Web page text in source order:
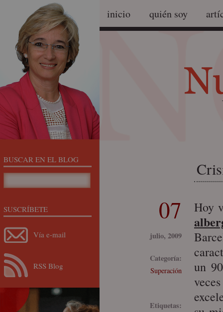
inicio quién soy
07
julio, 2009
Categoría:
Superación
Etiquetas:
Hoy
un
BUSCAR EN EL BLOG
SUSCRÍBETE
Vía e-mail
RSS Blog